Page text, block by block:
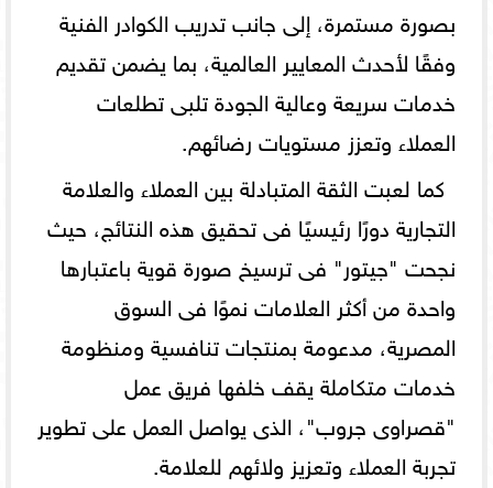
بصورة مستمرة، إلى جانب تدريب الكوادر الفنية
وفقًا لأحدث المعايير العالمية، بما يضمن تقديم
خدمات سريعة وعالية الجودة تلبى تطلعات
العملاء وتعزز مستويات رضائهم.
كما لعبت الثقة المتبادلة بين العملاء والعلامة
التجارية دورًا رئيسيًا فى تحقيق هذه النتائج، حيث
نجحت "جيتور" فى ترسيخ صورة قوية باعتبارها
واحدة من أكثر العلامات نموًا فى السوق
المصرية، مدعومة بمنتجات تنافسية ومنظومة
خدمات متكاملة يقف خلفها فريق عمل
"قصراوى جروب"، الذى يواصل العمل على تطوير
تجربة العملاء وتعزيز ولائهم للعلامة.